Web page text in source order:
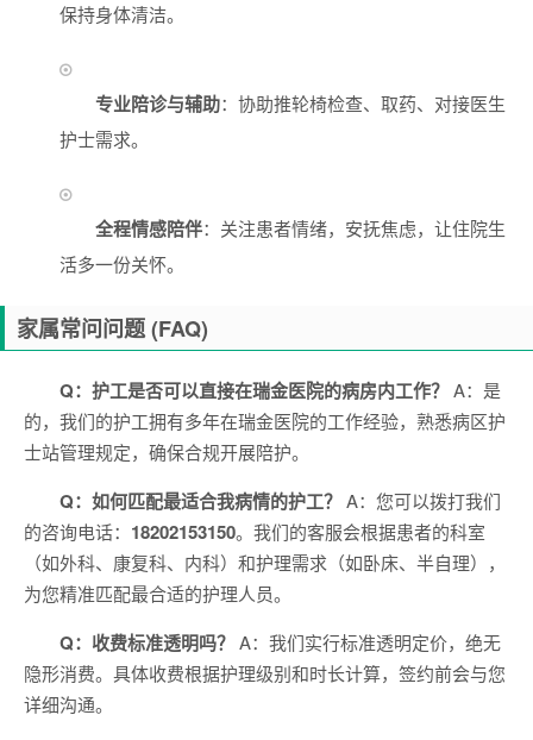
保持身体清洁。
专业陪诊与辅助：协助推轮椅检查、取药、对接医生
护士需求。
全程情感陪伴：关注患者情绪，安抚焦虑，让住院生
活多一份关怀。
家属常问问题 (FAQ)
Q：护工是否可以直接在瑞金医院的病房内工作？ A：是
的，我们的护工拥有多年在瑞金医院的工作经验，熟悉病区护
士站管理规定，确保合规开展陪护。
Q：如何匹配最适合我病情的护工？ A：您可以拨打我们
的咨询电话： 18202153150。我们的客服会根据患者的科室
（如外科、康复科、内科）和护理需求（如卧床、半自理），
为您精准匹配最合适的护理人员。
Q：收费标准透明吗？ A：我们实行标准透明定价，绝无
隐形消费。具体收费根据护理级别和时长计算，签约前会与您
详细沟通。